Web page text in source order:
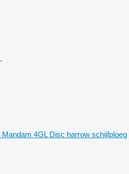
Mandam 4GL Disc harrow schijfploeg